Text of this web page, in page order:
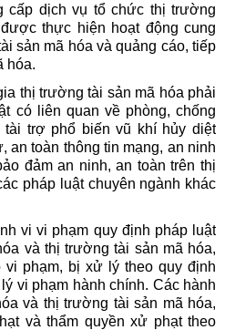
cấp dịch vụ tổ chức thị trường
thực hiện hoạt động cung
sản mã hóa và quảng cáo, tiếp
hóa.
thị trường tài sản mã hóa phải
có liên quan về phòng, chống
trợ phổ biến vũ khí hủy diệt
an toàn thông tin mạng, an ninh
đảm an ninh, an toàn trên thị
pháp luật chuyên ngành khác
vi vi phạm quy định pháp luật
và thị trường tài sản mã hóa,
vi phạm, bị xử lý theo quy định
vi phạm hành chính. Các hành
và thị trường tài sản mã hóa,
và thẩm quyền xử phạt theo